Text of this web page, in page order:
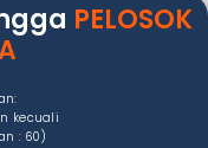
PELOSOK
kecuali
: 60)